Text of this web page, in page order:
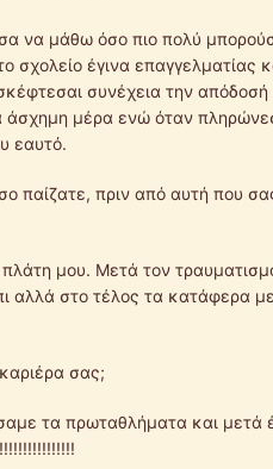
να μάθω όσο πιο πολύ
έγινα επαγγελματίας
συνέχεια την απόδοσή
άσχημη μέρα ενώ όταν
εαυτό.
παίζατε, πριν από αυτή που
πλάτη μου. Μετά τον
αλλά στο τέλος τα κατάφερα
σας;
τα πρωταθλήματα και μετά